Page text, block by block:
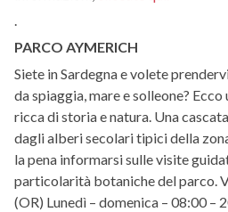
.
PARCO AYMERICH
Siete in Sardegna e volete
da spiaggia, mare e solleone? Ecco
ricca di storia e natura. Una
dagli alberi secolari tipici della
la pena informarsi sulle visite
particolarità botaniche del parco.
(OR) Lunedì – domenica – 08:00 –